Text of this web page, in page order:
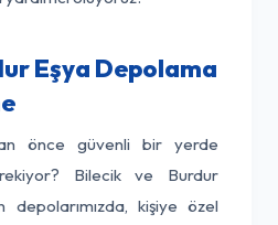
Eşya Depolama
önce güvenli bir yerde
Bilecik ve Burdur
depolarımızda, kişiye özel